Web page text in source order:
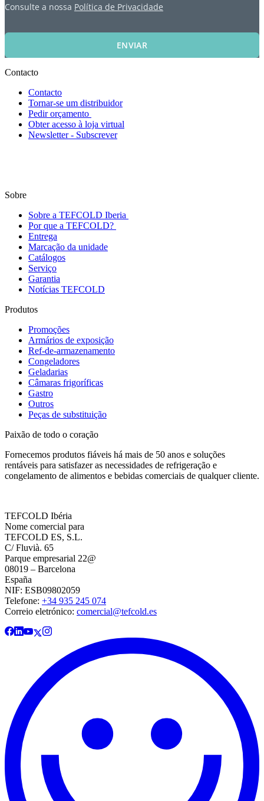
Consulte a nossa Política de Privacidade
ENVIAR
Contacto
Contacto
Tornar-se um distribuidor
Pedir orçamento
Obter acesso à loja virtual
Newsletter - Subscrever
Sobre
Sobre a TEFCOLD Iberia
Por que a TEFCOLD?
Entrega
Marcação da unidade
Catálogos
Serviço
Garantia
Notícias TEFCOLD
Produtos
Promoções
Armários de exposição
Ref-de-armazenamento
Congeladores
Geladarias
Câmaras frigoríficas
Gastro
Outros
Peças de substituição
Paixão de todo o coração
Fornecemos produtos fiáveis há mais de 50 anos e soluções
rentáveis para satisfazer as necessidades de refrigeração e
congelamento de alimentos e bebidas comerciais de qualquer cliente.
TEFCOLD Ibéria
Nome comercial para
TEFCOLD ES, S.L.
C/ Fluvià. 65
Parque empresarial 22@
08019 – Barcelona
España
NIF: ESB09802059
Telefone: +34 935 245 074
Correio eletrónico: comercial@tefcold.es